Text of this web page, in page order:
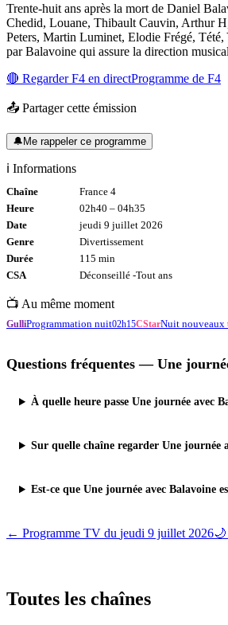
Trente-huit ans après la mort de Daniel
Chedid, Louane, Thibault Cauvin, Arthur
Peters, Martin Luminet, Elodie Frégé,
par Balavoine qui assure la direction
🔴 RegarderF4 en directProgramme de F4
📤 Partager cette émission
🔔Me rappeler ce programme
ℹ️ Informations
Chaîne
France 4
Heure
02h40 – 04h35
Date
jeudi 9 juillet 2026
Genre
Divertissement
Durée
115 min
CSA
Déconseillé -Tout ans
📺 Au même moment
GulliProgrammation nuit02h15CStarNuit nouveaux
Questions fréquentes — Une
À quelle heure passe Une journée avec
Sur quelle chaîne regarder Une journée
Est-ce que Une journée avec Balavoine
← Programme TV du jeudi 9 juillet 2026
Toutes les chaînes